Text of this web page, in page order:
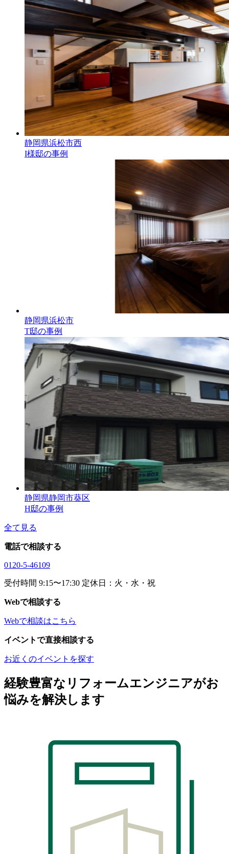
静岡県浜松市西
I様邸の事例
静岡県浜松市
T邸の事例
静岡県静岡市葵区
H邸の事例
全て見る
電話で相談する
0120-5-46109
受付時間 9:15〜17:30 定休日：火・水・祝
Webで相談する
Webで相談はこちら
イベントで直接相談する
お近くのイベントを探す
経験豊富なリフォームエンジニアがお
悩みを解決します